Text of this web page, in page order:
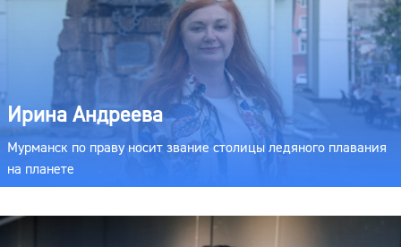
Ирина Андреева
Мурманск по праву носит звание столицы ледяного плавания
на планете